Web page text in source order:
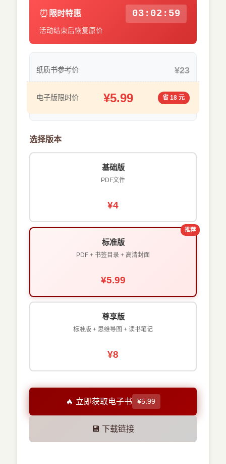
⏰ 限时特惠 03:02:58
活动结束后恢复原价
纸质书参考价 ¥23
电子版限时价 ¥5.99 省 18 元
选择版本
基础版
PDF文件
¥4
推荐
标准版
PDF + 书签目录 + 高清封面
¥5.99
尊享版
标准版 + 思维导图 + 读书笔记
¥8
🔥 立即获取电子书 ¥5.99
💾 下载链接